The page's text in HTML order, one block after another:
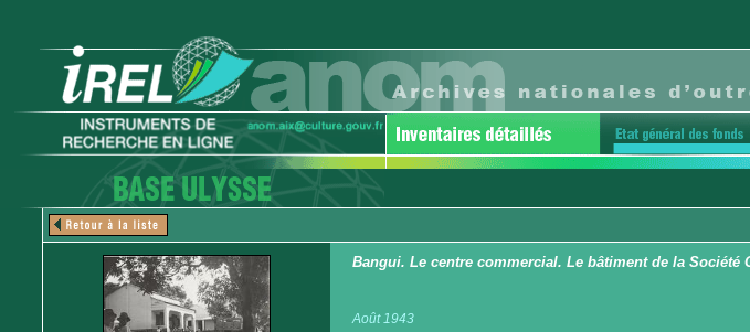
Bangui. Le centre commercial. Le bâtiment de la Société
Août 1943